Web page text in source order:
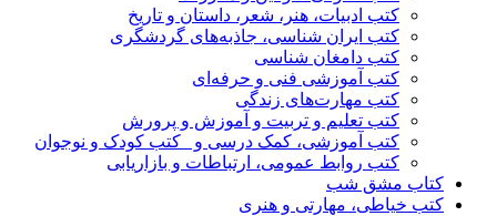
کتب ادبیات، هنر، شعر، داستان و تاریخ
کتب ایران شناسی، جاذبه‌های گردشگری
کتب دامغان شناسی
کتب آموزشی فنی و حرفه‌ای
کتب مهارت‌های زندگی
کتب تعلیم و تربیت و آموزش و پرورش
کتب آموزشی، کمک درسی و _کتب کودک و نوجوان
کتب روابط عمومی، ارتباطات و بازاریابی
کتاب مشق شب
کتب خیاطی، مهارتی و هنری